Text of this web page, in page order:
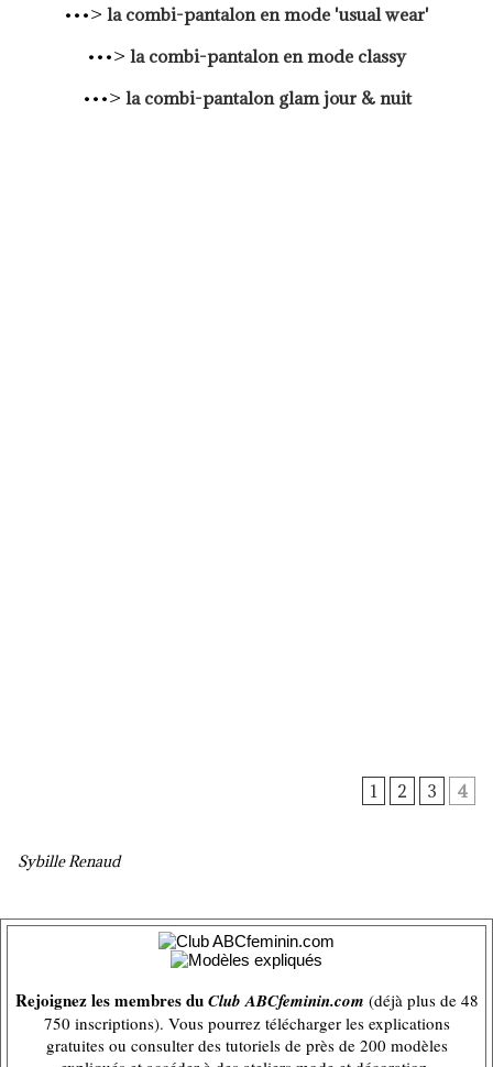
•••> la combi-pantalon en mode 'usual wear'
•••> la combi-pantalon en mode classy
•••> la combi-pantalon glam jour & nuit
1 2 3 4
Sybille Renaud
Rejoignez les membres duClub ABCfeminin.com (déjà plus de 48
750 inscriptions). Vous pourrez télécharger les explications
gratuites ou consulter des tutoriels de près de 200 modèles